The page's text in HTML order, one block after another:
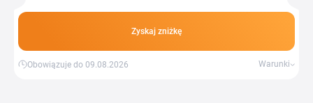
Zyskaj zniżkę
Obowiązuje do 09.08.2026 Warunki